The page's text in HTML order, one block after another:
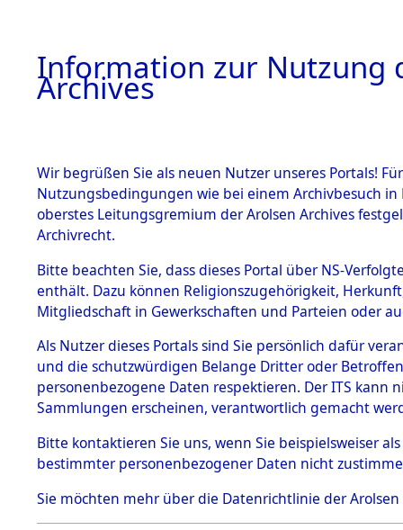
BESTÄNDE
1.
mente
5. Verschiedenes
5.3
Todesmärsche
5.3.1 Alliierte
Erhebungen
zu
Todesmärsch
en
5.3.2
von
Toter aus
Ort ihrer
0002
Information zur Nutzung
Archives
Wir begrüßen Sie als neuen Nutzer unseres Portals!
Nutzungsbedingungen wie bei einem Archivbesuch
oberstes Leitungsgremium der Arolsen Archives
Archivrecht.
Bitte beachten Sie, dass dieses Portal über NS-
enthält. Dazu können Religionszugehörigkeit,
Mitgliedschaft in Gewerkschaften und Parteien oder
Als Nutzer dieses Portals sind Sie persönlich dafür
und die schutzwürdigen Belange Dritter oder
personenbezogene Daten respektieren. Der ITS
Sammlungen erscheinen, verantwortlich gemacht
Bitte kontaktieren Sie uns, wenn Sie beispielsweiser
bestimmter personenbezogener Daten nicht
Sie möchten mehr über die Datenrichtlinie der Arolsen